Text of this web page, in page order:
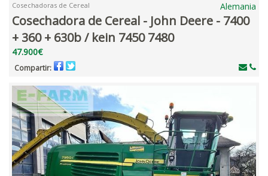
Cosechadoras de Cereal Alemania
Cosechadora de Cereal - John Deere - 7400
+ 360 + 630b / kein 7450 7480
47.900€
Compartir: